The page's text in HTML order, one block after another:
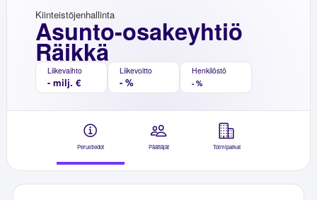
Asunto-osakeyhtiö
Räikkä
Kiinteistöjenhallinta
Liikevaihto
- milj. €
Liikevoitto
- %
Henkilöstö
- %
Perustiedot Päättäjät Toimipaikat